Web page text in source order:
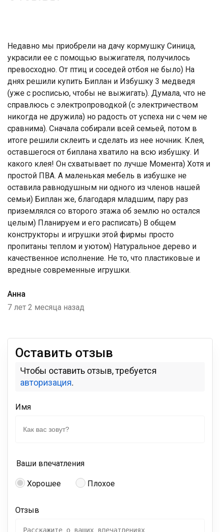
Недавно мы приобрели на дачу кормушку Синица,
украсили ее с помощью выжигателя, получилось
превосходно. От птиц и соседей отбоя не было) На
днях решили купить Биплан и Избушку 3 медведя
(уже с росписью, чтобы не выжигать). Думала, что не
справлюсь с электропроводкой (с электричеством
никогда не дружила) но радость от успеха ни с чем не
сравнима). Сначала собирали всей семьей, потом в
итоге решили склеить и сделать из нее ночник. Клея,
оставшегося от биплана хватило на всю избушку. И
какого клея! Он схватывает по лучше Момента) Хотя и
простой ПВА. А маленькая мебель в избушке не
оставила равнодушным ни одного из членов нашей
семьи) Биплан же, благодаря младшим, пару раз
приземлялся со второго этажа об землю но остался
целым) Планируем и его расписать) В общем
конструкторы и игрушки этой фирмы просто
пропитаны теплом и уютом) Натуральное дерево и
качественное исполнение. Не то, что пластиковые и
вредные современные игрушки.
Анна
7 лет 2 месяца назад
Оставить отзыв
Чтобы оставить отзыв, требуется
авторизация.
Имя
Ваши впечатления
Хорошее Плохое
Отзыв